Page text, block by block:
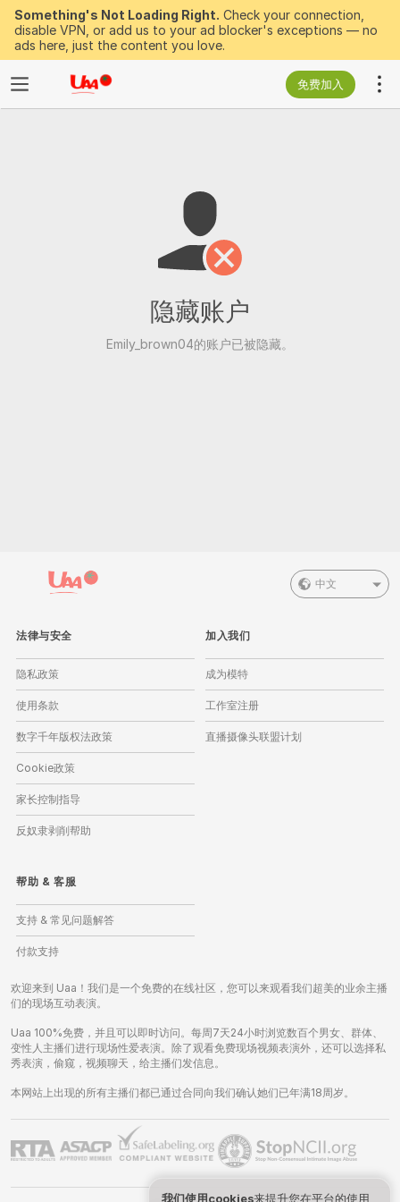
Something's Not Loading Right. Check your connection,
disable VPN, or add us to your ad blocker's exceptions — no
ads here, just the content you love.
免费加入
隐藏账户
Emily_brown04的账户已被隐藏。
中文
法律与安全
隐私政策
使用条款
数字千年版权法政策
Cookie政策
家长控制指导
反奴隶剥削帮助
加入我们
成为模特
工作室注册
直播摄像头联盟计划
帮助 &客服
支持 & 常见问题解答
付款支持
欢迎来到 Uaa！我们是一个免费的在线社区，您可以来观看我们超美的业余主播
们的现场互动表演。
Uaa 100%免费，并且可以即时访问。每周7天24小时浏览数百个男女、群体、
变性人主播们进行现场性爱表演。除了观看免费现场视频表演外，还可以选择私
秀表演，偷窥，视频聊天，给主播们发信息。
本网站上出现的所有主播们都已通过合同向我们确认她们已年满18周岁。
我们使用cookies来提升您在平台的使用